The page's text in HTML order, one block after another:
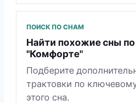
ПОИСК ПО СНАМ
Найти похожие сны по
"Комфорте"
Подберите
трактовки по
этого сна.